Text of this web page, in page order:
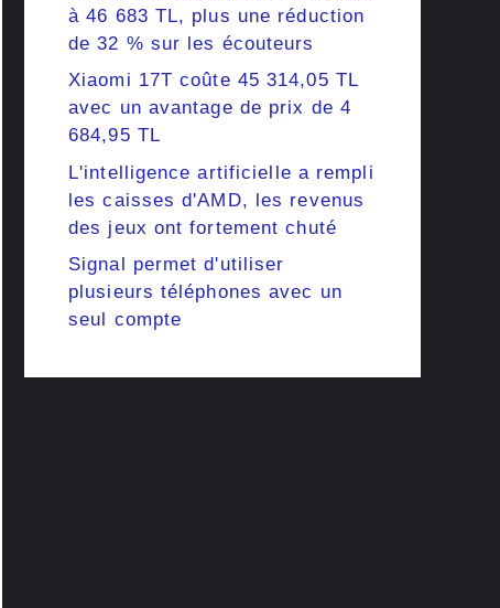
à 46 683 TL, plus une réduction
de 32 % sur les écouteurs
Xiaomi 17T coûte 45 314,05 TL
avec un avantage de prix de 4
684,95 TL
L'intelligence artificielle a rempli
les caisses d'AMD, les revenus
des jeux ont fortement chuté
Signal permet d'utiliser
plusieurs téléphones avec un
seul compte